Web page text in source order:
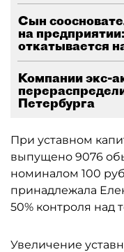
Сын
на
откатывается
Компании экс-
Петербурга
При уставном
выпущено 9076
номиналом 100
принадлежала
50% контроля над
Увеличение